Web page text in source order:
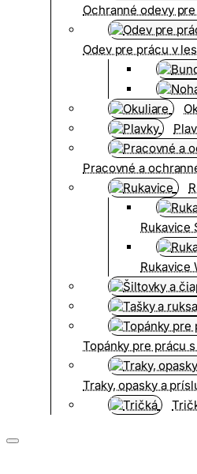
Ochranné odevy
Odev pre prácu v
Pracovné a
Rukavice
Rukavice
Topánky pre prácu
Traky, opasky a